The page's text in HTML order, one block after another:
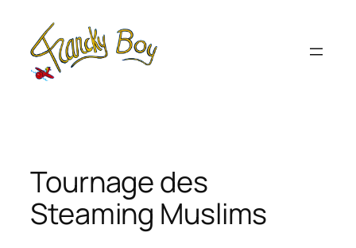
contenu
Tournage des
Steaming Muslims